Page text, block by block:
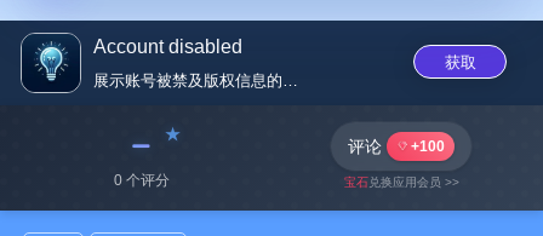
Account disabled
展示账号被禁及版权信息的网页
获取
﹣
0 个评分
评论 +100
宝石兑换应用会员 >>